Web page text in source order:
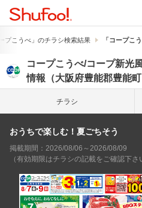
プこうべ」のチラシ検索結果 「コープこ
コープこうべ/コープ新光
情報（大阪府豊能郡豊能町
チラシ
おうちで楽しむ！夏ごちそう
掲載期間：2026/08/06～2026/08/09
（有効期限はチラシの記載をご確認下さ